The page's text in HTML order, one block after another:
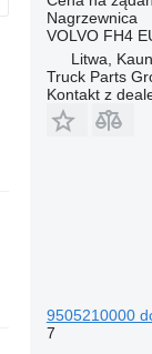
Nagrzewnica
VOLVO FH4
Litwa,
Truck Parts
Kontakt z
9505210000
7